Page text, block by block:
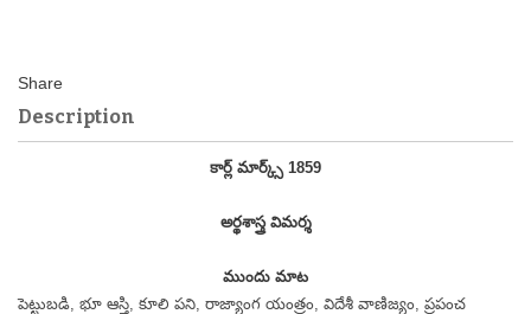
Description
కార్ల్ మార్క్స్ 1859
అర్థశాస్త్ర విమర్శ
ముందు మాట
పెట్టుబడి, భూ ఆస్తి, కూలి పని, రాజ్యాంగ యంత్రం, విదేశీ వాణిజ్యం, ప్రపంచ